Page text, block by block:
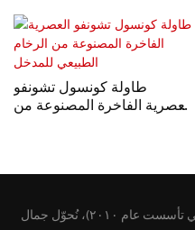
طاولة كونسول تشونفو
العصرية الفاخرة المصنوعة من
في شركة جيانغمن تشونفو للأثاث (التي تأسست عام ٢٠١٠)، نُحوّل جمال